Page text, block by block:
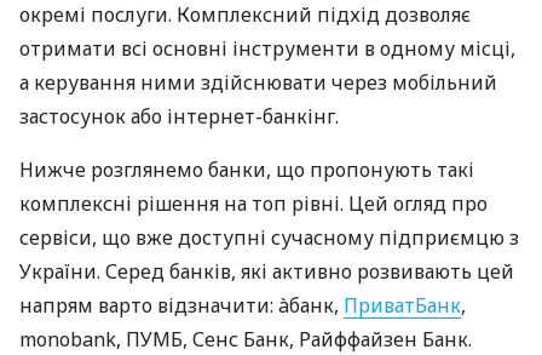
окремі послуги. Комплексний підхід дозволяє
отримати всі основні інструменти в одному місці,
а керування ними здійснювати через мобільний
застосунок або інтернет-банкінг.
Нижче розглянемо банки, що пропонують такі
комплексні рішення на топ рівні. Цей огляд про
сервіси, що вже доступні сучасному підприємцю з
України. Серед банків, які активно розвивають цей
напрям варто відзначити: àбанк, ПриватБанк,
monobank, ПУМБ, Сенс Банк, Райффайзен Банк.